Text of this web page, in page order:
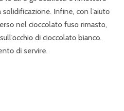
Infine, con l’aiuto
nel cioccolato fuso rimasto,
di cioccolato bianco.
di servire.